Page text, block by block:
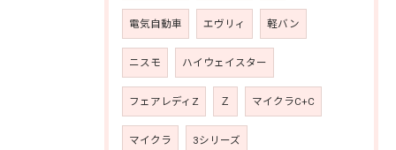
電気自動車 エヴリィ 軽バン
ニスモ ハイウェイスター
フェアレディZ Ｚ マイクラC+C
マイクラ 3シリーズ